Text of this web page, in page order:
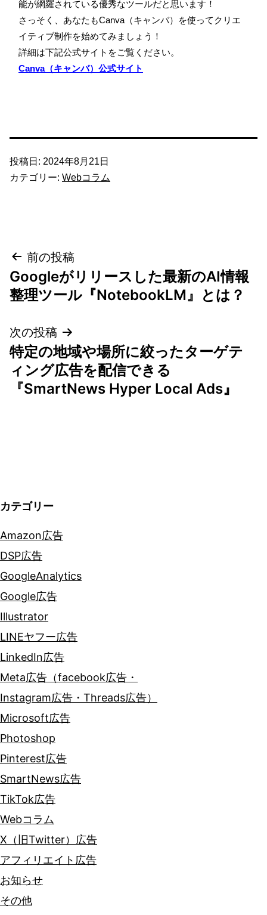
能が網羅されている優秀なツールだと思います！
さっそく、あなたもCanva（キャンバ）を使ってクリエ
イティブ制作を始めてみましょう！
詳細は下記公式サイトをご覧ください。
Canva（キャンバ）公式サイト
投稿日: 2024年8月21日
カテゴリー: Webコラム
投
稿
ビ
ゲ
ー
前の投稿
Googleがリリースした最新のAI情報
整理ツール『NotebookLM』とは？
次の投稿
特定の地域や場所に絞ったターゲテ
ィング広告を配信できる
『SmartNews Hyper Local Ads』
カテゴリー
Amazon広告
DSP広告
GoogleAnalytics
Google広告
Illustrator
LINEヤフー広告
LinkedIn広告
Meta広告（facebook広告・
Instagram広告・Threads広告）
Microsoft広告
Photoshop
Pinterest広告
SmartNews広告
TikTok広告
Webコラム
X（旧Twitter）広告
アフィリエイト広告
お知らせ
その他